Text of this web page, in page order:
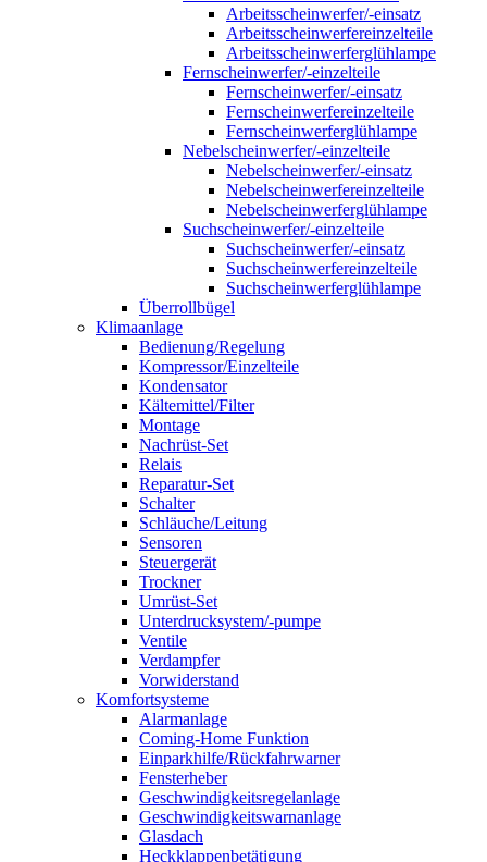
Arbeitsscheinwerfer/-einsatz
Arbeitsscheinwerfereinzelteile
Arbeitsscheinwerferglühlampe
Fernscheinwerfer/-einzelteile
Fernscheinwerfer/-einsatz
Fernscheinwerfereinzelteile
Fernscheinwerferglühlampe
Nebelscheinwerfer/-einzelteile
Nebelscheinwerfer/-einsatz
Nebelscheinwerfereinzelteile
Nebelscheinwerferglühlampe
Suchscheinwerfer/-einzelteile
Suchscheinwerfer/-einsatz
Suchscheinwerfereinzelteile
Suchscheinwerferglühlampe
Überrollbügel
Klimaanlage
Bedienung/Regelung
Kompressor/Einzelteile
Kondensator
Kältemittel/Filter
Montage
Nachrüst-Set
Relais
Reparatur-Set
Schalter
Schläuche/Leitung
Sensoren
Steuergerät
Trockner
Umrüst-Set
Unterdrucksystem/-pumpe
Ventile
Verdampfer
Vorwiderstand
Komfortsysteme
Alarmanlage
Coming-Home Funktion
Einparkhilfe/Rückfahrwarner
Fensterheber
Geschwindigkeitsregelanlage
Geschwindigkeitswarnanlage
Glasdach
Heckklappenbetätigung